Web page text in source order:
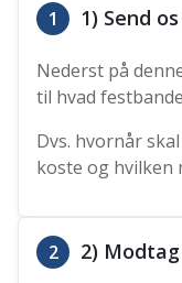
1 1) Send
Nederst på
til hvad
Dvs. hvornår
koste og hvilken
2 2)